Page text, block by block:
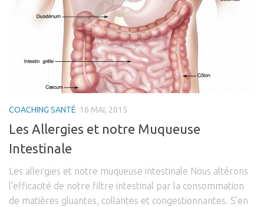
Coaching Entreprise & Entreprenariat
Coaching Ergonomique
Coaching Mental
Coaching Sportif
Coaching Santé
Bien-être & Santé
Actu Santé
Sophrologie
Bien-être & Relaxation
Vidéos
COACHING SANTÉ 16 MAI, 2015
Les Allergies et notre Muqueuse
Intestinale
Les allergies et notre muqueuse intestinale Nous altérons
l’efficacité de notre filtre intestinal par la consommation
de matières gluantes, collantes et congestionnantes. S’en